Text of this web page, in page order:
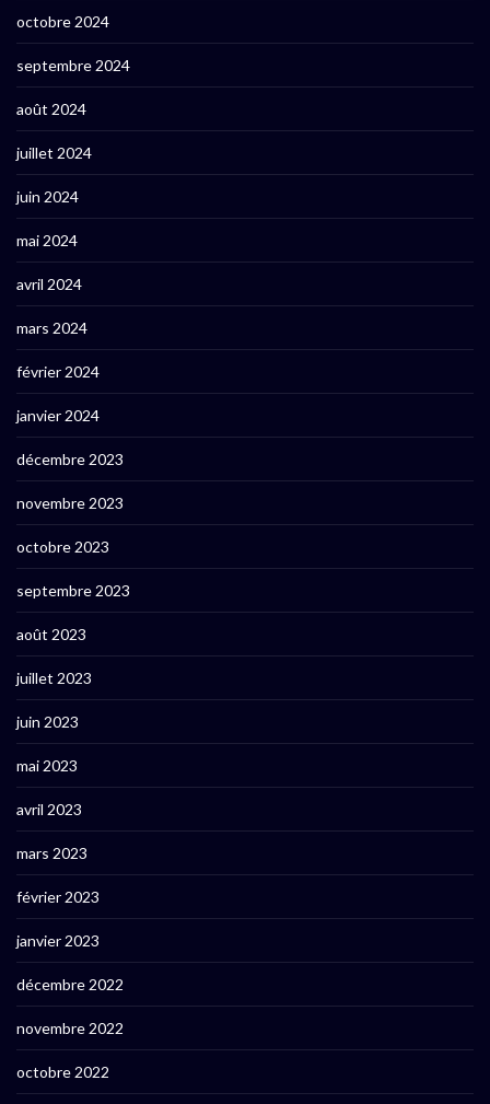
octobre 2024
septembre 2024
août 2024
juillet 2024
juin 2024
mai 2024
avril 2024
mars 2024
février 2024
janvier 2024
décembre 2023
novembre 2023
octobre 2023
septembre 2023
août 2023
juillet 2023
juin 2023
mai 2023
avril 2023
mars 2023
février 2023
janvier 2023
décembre 2022
novembre 2022
octobre 2022